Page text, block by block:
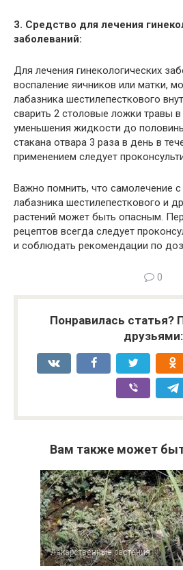
3. Средство для лечения
заболеваний:
Для лечения гинекологических
воспаление яичников или матки,
лабазника шестилепесткового
сварить 2 столовые ложки травы
уменьшения жидкости до
стакана отвара 3 раза в день в
применением следует
Важно помнить, что самолечение
лабазника шестилепесткового и
растений может быть опасным.
рецептов всегда следует
и соблюдать рекомендации по
0
Понравилась статья?
друзьями:
Вам также может
Лекарственные растения